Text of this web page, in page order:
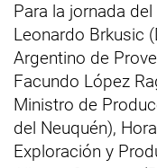
Para la jornada
Leonardo Brkusic
Argentino de
Facundo López
Ministro de
del Neuquén),
Exploración y